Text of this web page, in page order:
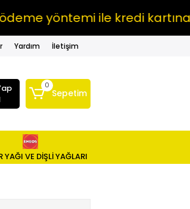
yöntemi ile kredi kartına
Yardım İletişim
0
Sepetim
YAĞI VE DİŞLİ YAĞLARI